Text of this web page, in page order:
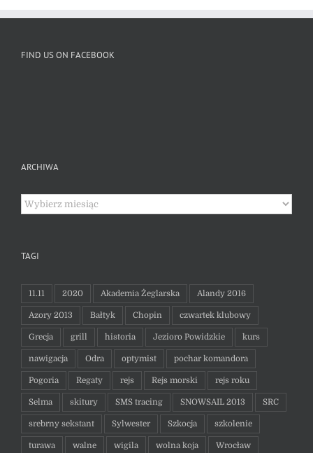
FIND US ON FACEBOOK
ARCHIWA
Archiwa
TAGI
11.11 2020 Akademia Żeglarska Alandy 2016
Azory 2013 Bałtyk Chopin czwartek klubowy
Grecja grill historia Jezioro Powidzkie kurs
nawigacja Odra optymist pochar komandora
Pogoria Regaty rejs Rejs morski rejs roku
Selma skitury SMS tracing SNOWSAIL 2013 SRC
srebrny sekstant Sylwester Szkocja szkolenie
turawa walne wigila wolna koja Wrocław